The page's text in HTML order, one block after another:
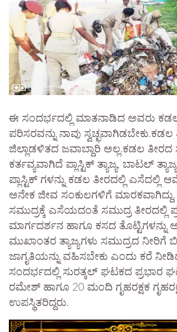
ಈ ಸಂದರ್ಭದಲ್ಲಿ ಮಾತನಾಡಿದ ಅವರು ಕಡಲ
ಪರಿಸರವನ್ನು ನಾವು ಸ್ವಚ್ಛವಾಗಿಡಬೇಕು.ಕಡಲ
ಜಿಲ್ಲಾಡಳಿತದ ಜವಾಬ್ದಾರಿ ಅಲ್ಲ.ಕಡಲ ತೀರದ
ಕರ್ತವ್ಯವಾಗಿದೆ ಪ್ಲಾಸ್ಟಿಕ್ ತ್ಯಾಜ್ಯ, ಬಾಟಲ್
ಪ್ಲಾಸ್ಟಿಕ್ ಗಳನ್ನು ಕಡಲ ತೀರದಲ್ಲಿ
ಅನೇಕ ಜೀವ ಸಂಕುಲಗಳಿಗೆ ಮಾರಕವಾಗಿದ್ದು,
ಸಮುದ್ರಕ್ಕೆ ಎಸೆಯದಂತೆ ಸಮುದ್ರ ತೀರದಲ್ಲಿ
ಮಾರ್ಗದರ್ಶನ ಹಾಗೂ ಕಸದ ತೊಟ್ಟಿಗಳನ್ನು
ಮುಖಾಂತರ ತ್ಯಾಜ್ಯಗಳು ಸಮುದ್ರದ ನೀರಿಗೆ
ಜಾಗೃತಿಯನ್ನು ವಹಿಸಬೇಕು ಎಂದು ಕರೆ
ಸಂದರ್ಭದಲ್ಲಿ ಸುರತ್ಕಲ್ ಘಟಕದ ಪ್ರಭಾರ
ರಮೇಶ್ ಹಾಗೂ 20 ಮಂದಿ ಗೃಹರಕ್ಷಕ
ಉಪಸ್ಥಿತರಿದ್ದರು.